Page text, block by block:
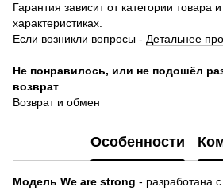
Гарантия зависит от категории товара
характеристиках.
Если возникли вопросы - Детальнее
Не понравилось, или не подошёл
возврат
Возврат и обмен
Особенности
Модель We are strong - разработана